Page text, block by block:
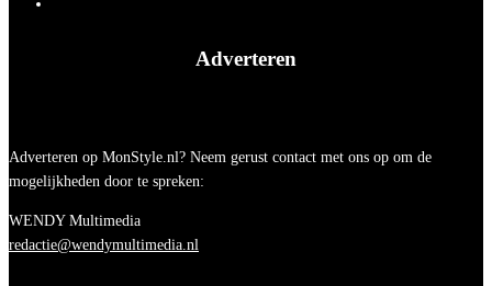
Adverteren
Adverteren op MonStyle.nl? Neem gerust contact met ons op om de
mogelijkheden door te spreken:
WENDY Multimedia
redactie@wendymultimedia.nl